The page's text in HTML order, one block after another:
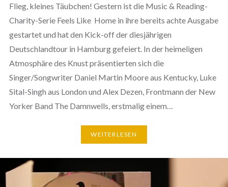
Flieg, kleines Täubchen! Gestern ist die Music & Reading-
Charity-Serie Feels Like Home in ihre bereits achte Ausgabe
gestartet und hat den Kick-off der diesjährigen
Deutschlandtour in Hamburg gefeiert. In der heimeligen
Atmosphäre des Knust präsentierten sich die
Singer/Songwriter Daniel Martin Moore aus Kentucky, Luke
Sital-Singh aus London und Alex Dezen, Frontmann der New
Yorker Band The Damnwells, erstmalig einem…
WEITERLESEN